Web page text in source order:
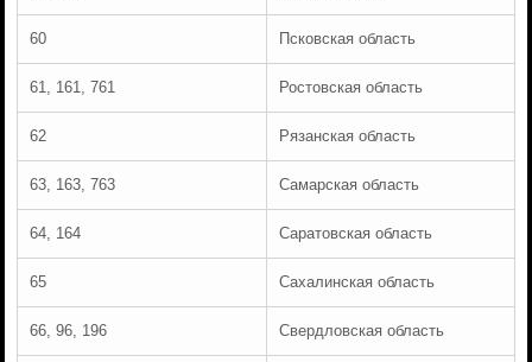
60 Псковская область
61, 161, 761 Ростовская область
62 Рязанская область
63, 163, 763 Самарская область
64, 164 Саратовская область
65 Сахалинская область
66, 96, 196 Свердловская область